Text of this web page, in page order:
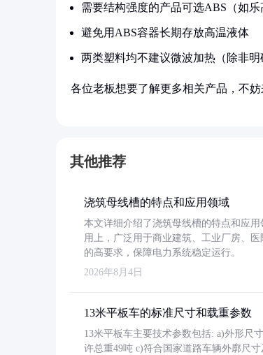
需要结构强度的产品可选ABS（如乐
避免用ABS容器长期存放高温液体
两类塑料均不建议微波加热（除非明
各位老板想要了解更多相关产品，不
其他推荐
浇筑母线槽的特点和应用领域
本文详细介绍了浇筑母线槽的特点和应
用上，广泛用于商业建筑、工业厂房、
的高要求，保障电力系统稳定运行。
2026年8月4日
13米平板车的标准尺寸和载重参数
13米平板车主要技术参数包括: a)外形尺
许总重49吨 c)符合国家道路车辆外廓尺